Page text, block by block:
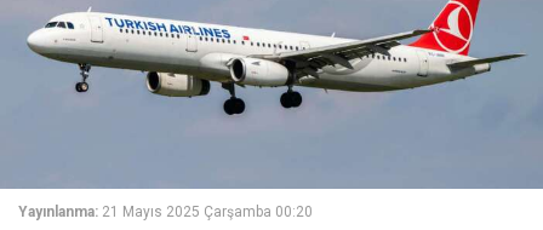
Yayınlanma: 21 Mayıs 2025 Çarşamba 00:20